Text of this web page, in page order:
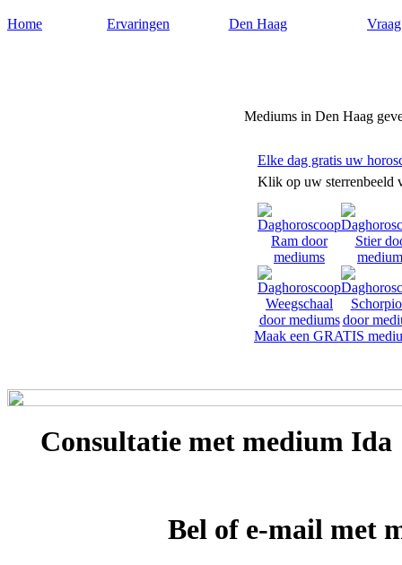
Home Ervaringen Den Haag
Mediums in Den Haag
Elke dag gratis uw
Klik op uw sterrenbeeld
Maak een GRATIS
Consultatie met medium Ida
Bel of e-mail met